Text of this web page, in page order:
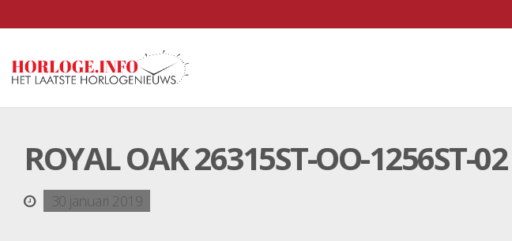
ROYAL OAK 26315ST-OO-1256ST-02
30 januari 2019